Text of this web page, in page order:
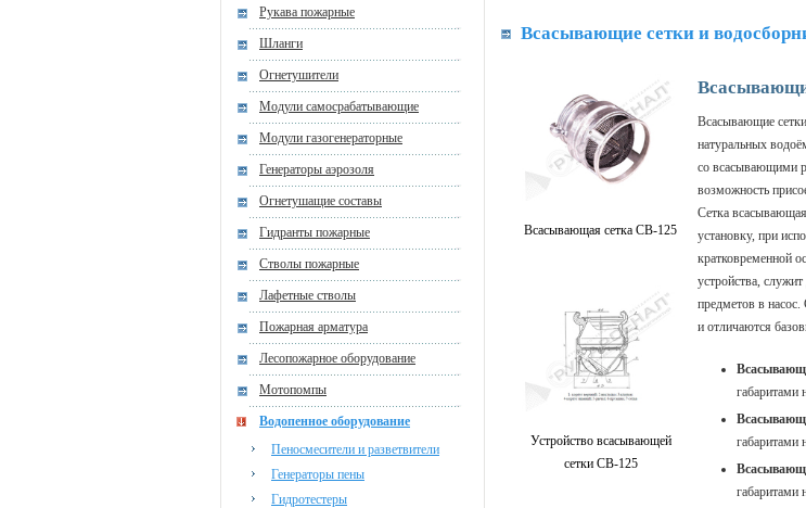
Рукава пожарные
Шланги
Огнетушители
Модули самосрабатывающие
Модули газогенераторные
Генераторы аэрозоля
Огнетушащие составы
Гидранты пожарные
Стволы пожарные
Лафетные стволы
Пожарная арматура
Лесопожарное оборудование
Мотопомпы
Водопенное оборудование
Пеносмесители и разветвители
Генераторы пены
Гидротестеры
Всасывающие сетки и
Всасывающая сетка СВ-125
Устройство всасывающей
сетки СВ-125
Всасывающие
натуральных
со всасывающими
возможность
Сетка
установку, при
кратковременной
устройства,
предметов в
и отличаются
габаритами
габаритами
габаритами